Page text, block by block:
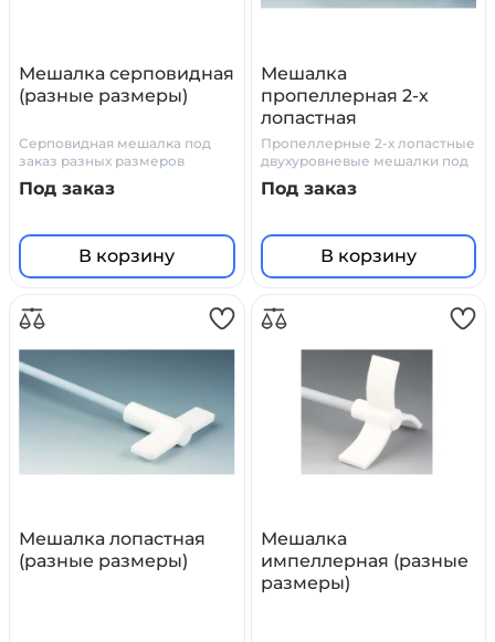
Мешалка серповидная
(разные размеры)
Серповидная мешалка под
заказ разных размеров
Под заказ
В корзину
Мешалка
пропеллерная 2-х
лопастная
(двухуровневая)
Пропеллерные 2-х лопастные
двухуровневые мешалки под
заказ разных размеров
Под заказ
В корзину
Мешалка лопастная
(разные размеры)
Мешалка
импеллерная (разные
размеры)